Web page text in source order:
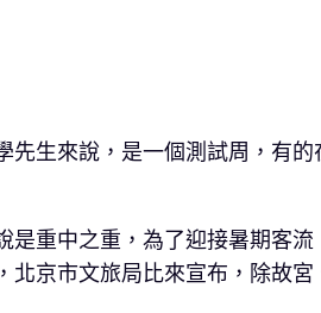
先生來說，是一個測試周，有的
是重中之重，為了迎接暑期客
北京市文旅局比來宣布，除故